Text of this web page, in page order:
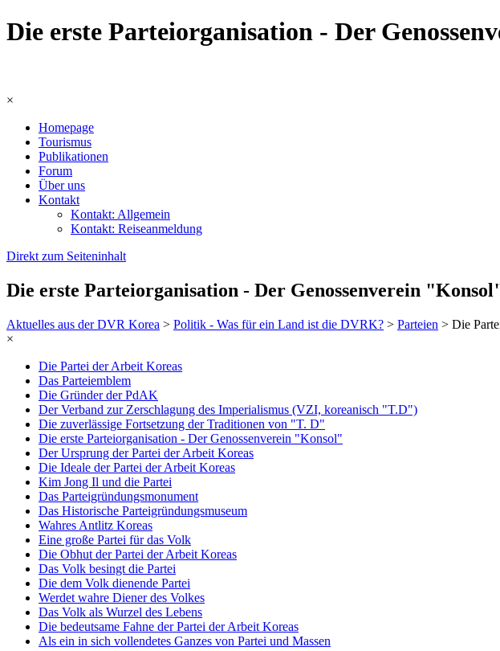
Die erste Parteiorganisation - Der
×
Homepage
Tourismus
Publikationen
Forum
Über uns
Kontakt
Kontakt: Allgemein
Kontakt: Reiseanmeldung
Direkt zum Seiteninhalt
Die erste Parteiorganisation - Der Genossenverein
Aktuelles aus der DVR Korea > Politik - Was für ein Land ist die DVRK? > Parteien > Die
×
Die Partei der Arbeit Koreas
Das Parteiemblem
Die Gründer der PdAK
Der Verband zur Zerschlagung des Imperialismus (VZI, koreanisch "T.D")
Die zuverlässige Fortsetzung der Traditionen von "T. D"
Die erste Parteiorganisation - Der Genossenverein "Konsol"
Der Ursprung der Partei der Arbeit Koreas
Die Ideale der Partei der Arbeit Koreas
Kim Jong Il und die Partei
Das Parteigründungsmonument
Das Historische Parteigründungsmuseum
Wahres Antlitz Koreas
Eine große Partei für das Volk
Die Obhut der Partei der Arbeit Koreas
Das Volk besingt die Partei
Die dem Volk dienende Partei
Werdet wahre Diener des Volkes
Das Volk als Wurzel des Lebens
Die bedeutsame Fahne der Partei der Arbeit Koreas
Als ein in sich vollendetes Ganzes von Partei und Massen